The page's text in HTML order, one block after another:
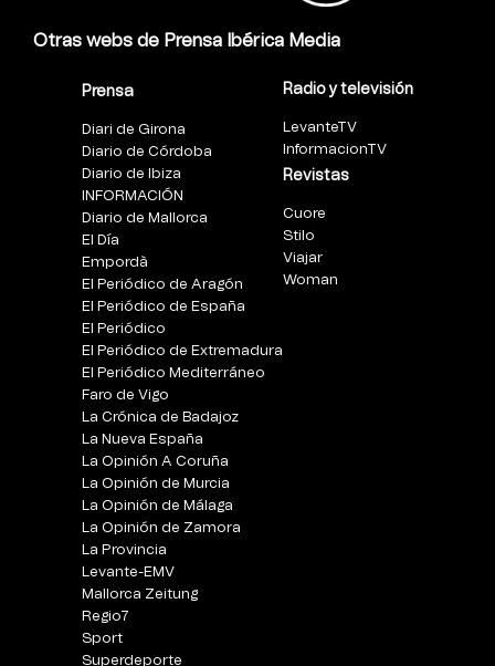
Otras webs de Prensa Ibérica Media
Prensa
Diari de Girona
Diario de Córdoba
Diario de Ibiza
INFORMACIÓN
Diario de Mallorca
El Día
Empordà
El Periódico de Aragón
El Periódico de España
El Periódico
El Periódico de Extremadura
El Periódico Mediterráneo
Faro de Vigo
La Crónica de Badajoz
La Nueva España
La Opinión A Coruña
La Opinión de Murcia
La Opinión de Málaga
La Opinión de Zamora
La Provincia
Levante-EMV
Mallorca Zeitung
Regio7
Sport
Superdeporte
Radio y televisión
LevanteTV
InformacionTV
Revistas
Cuore
Stilo
Viajar
Woman